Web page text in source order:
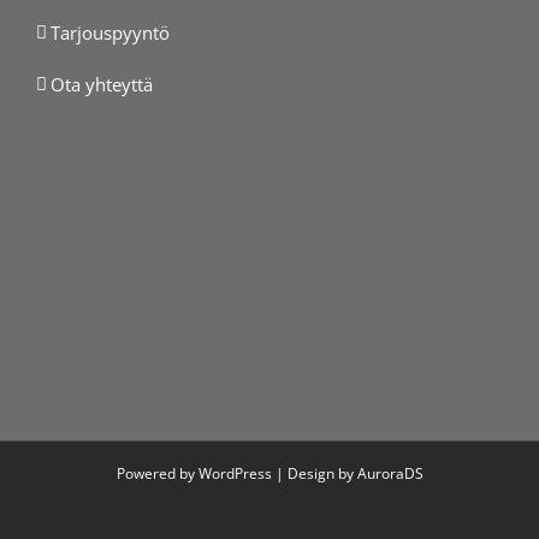
Tarjouspyyntö
Ota yhteyttä
Powered by WordPress | Design byAuroraDS